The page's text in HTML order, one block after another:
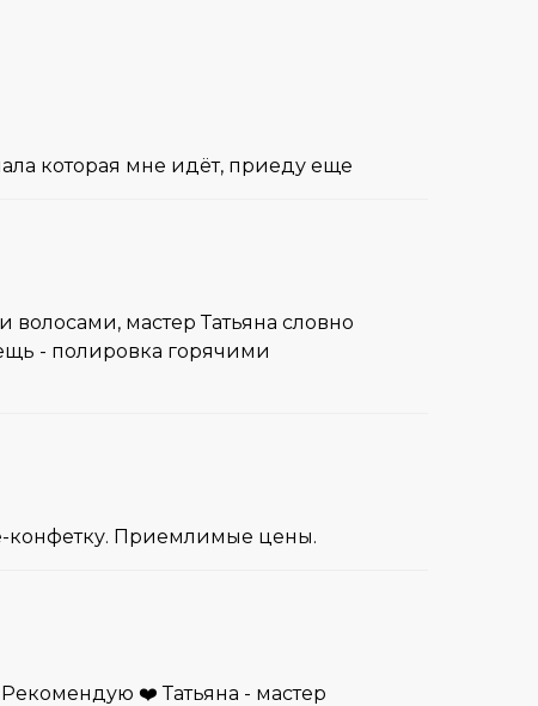
которая мне идёт, приеду еще
мастер Татьяна словно
- полировка горячими
конфетку. Приемлимые цены.
❤️ Татьяна - мастер